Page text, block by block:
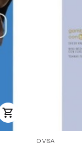
PRODUCENT
OMSA